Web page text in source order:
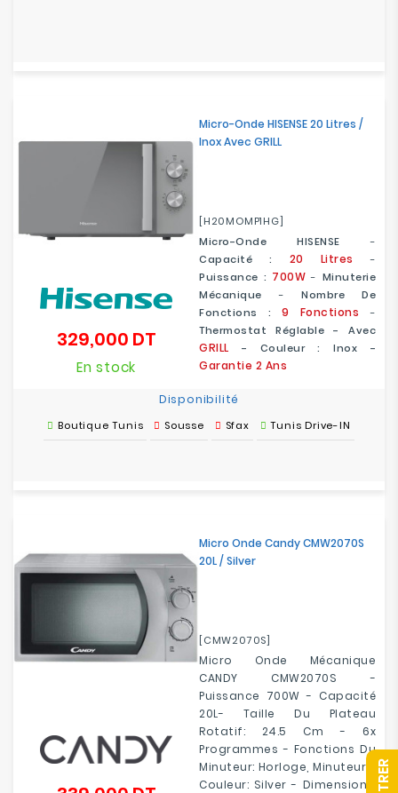
Micro-Onde HISENSE 20 Litres /
Inox Avec GRILL
[H20MOMP1HG]
Micro-Onde HISENSE -
Capacité : 20 Litres
-
Puissance : 700W - Minuterie
Mécanique - Nombre De
Fonctions :9 Fonctions
-
Thermostat Réglable - Avec
GRILL - Couleur : Inox -
Garantie 2 Ans
329,000 DTPrix
En stock
Disponibilité
Boutique Tunis Sousse Sfax Tunis Drive-IN
Micro Onde Candy CMW2070S
20L / Silver
[CMW2070S]
Micro Onde Mécanique
CANDY CMW2070S -
Puissance 700W - Capacité
20L- Taille Du Plateau
Rotatif: 24.5 Cm - 6x
Programmes - Fonctions Du
Minuteur: Horloge, Minuteur -
Couleur: Silver - Dimensions: